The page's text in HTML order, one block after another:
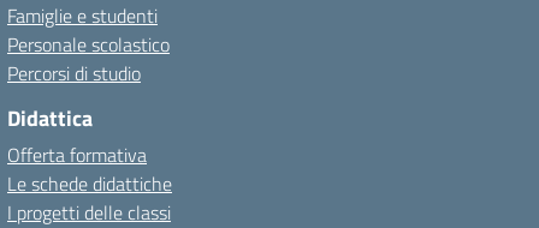
Famiglie e studenti
Personale scolastico
Percorsi di studio
Didattica
Offerta formativa
Le schede didattiche
I progetti delle classi